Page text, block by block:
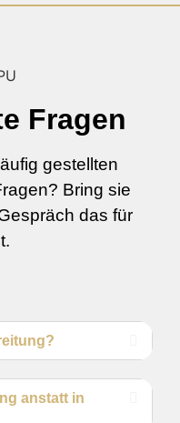
Fragen
gestellten
Bring sie
das für
anstatt in